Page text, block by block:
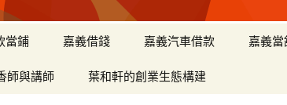
當鋪 嘉義借錢 嘉義汽車借款 嘉義當
師與講師 葉和軒的創業生態構建